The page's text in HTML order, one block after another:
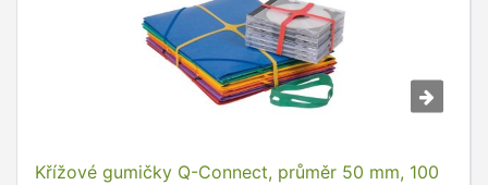
Křížové gumičky Q-Connect, průměr 50 mm, 100